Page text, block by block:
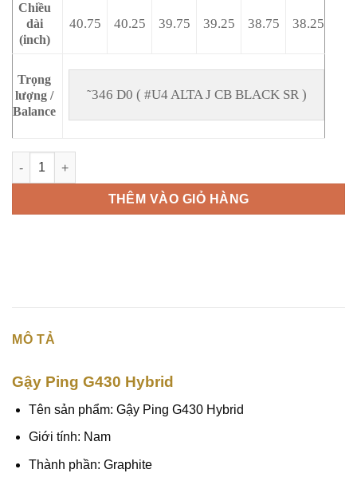
Chiều
dài
(inch)
40.75 40.25 39.75 39.25 38.75 38.25
Trọng
lượng /
Balance
˜346 D0 ( #U4 ALTA J CB BLACK SR )
Gậy Rescue Ping G430 số lượng
THÊM VÀO GIỎ HÀNG
MÔ TẢ
Gậy Ping G430 Hybrid
Tên sản phẩm: Gậy Ping G430 Hybrid
Giới tính: Nam
Thành phần: Graphite